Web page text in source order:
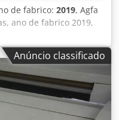
de fabrico: 2019, Agfa
ano de fabrico 2019,
Aflor
Anúncio classificado